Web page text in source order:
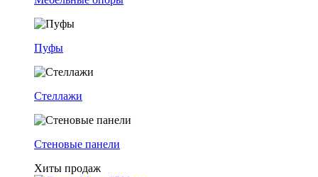
Пуфы
Стеллажи
Стеновые панели
Хиты продаж